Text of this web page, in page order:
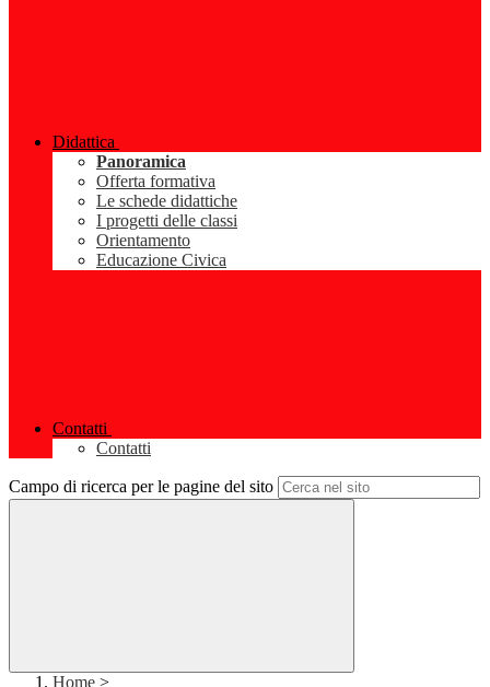
Didattica
Panoramica
Offerta formativa
Le schede didattiche
I progetti delle classi
Orientamento
Educazione Civica
Contatti
Contatti
Campo di ricerca per le pagine del sito
Home >